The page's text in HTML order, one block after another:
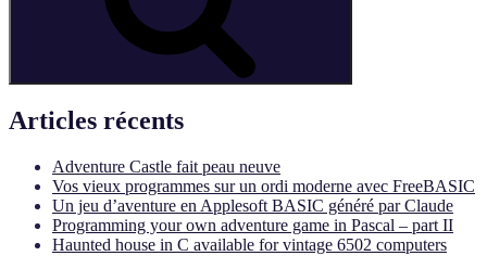
–
part
Articles récents
Adventure Castle fait peau neuve
Vos vieux programmes sur un ordi moderne avec FreeBASIC
Un jeu d’aventure en Applesoft BASIC généré par Claude
Programming your own adventure game in Pascal – part II
Haunted house in C available for vintage 6502 computers